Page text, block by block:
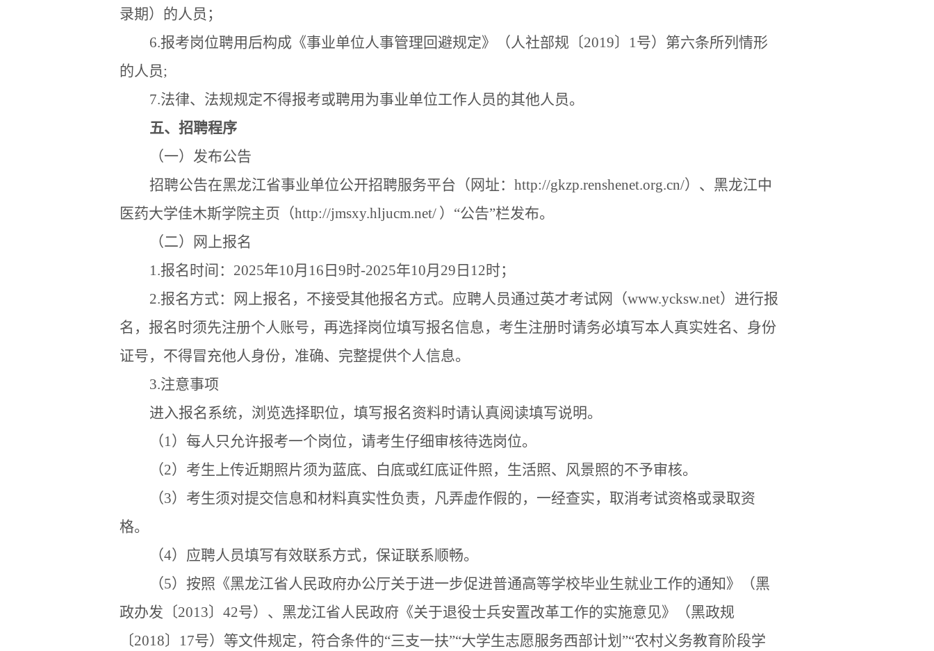
录期）的人员；
6.报考岗位聘用后构成《事业单位人事管理回避规定》（人社部规〔2019〕 1号）第六条所列情形
的人员;
7.法律、法规规定不得报考或聘用为事业单位工作人员的其他人员。
五、招聘程序
（一）发布公告
招聘公告在黑龙江省事业单位公开招聘服务平台（网址： http://gkzp.renshenet.org.cn/）、黑龙江中
医药大学佳木斯学院主页（http://jmsxy.hljucm.net/ ）“公告”栏发布。
（二）网上报名
1.报名时间： 2025年10月 16 日 9时-2025年10月 29 日 12时；
2.报名方式：网上报名，不接受其他报名方式。应聘人员通过英才考试网（www.ycksw.net）进行报
名，报名时须先注册个人账号，再选择岗位填写报名信息，考生注册时请务必填写本人真实姓名、身份
证号，不得冒充他人身份，准确、完整提供个人信息。
3.注意事项
进入报名系统，浏览选择职位，填写报名资料时请认真阅读填写说明。
（1）每人只允许报考一个岗位，请考生仔细审核待选岗位。
（2）考生上传近期照片须为蓝底、白底或红底证件照，生活照、风景照的不予审核。
（3）考生须对提交信息和材料真实性负责，凡弄虚作假的，一经查实，取消考试资格或录取资
格。
（4）应聘人员填写有效联系方式，保证联系顺畅。
（5）按照《黑龙江省人民政府办公厅关于进一步促进普通高等学校毕业生就业工作的通知》（黑
政办发〔2013〕 42号）、黑龙江省人民政府《关于退役士兵安置改革工作的实施意见》（黑政规
〔2018〕 17号）等文件规定，符合条件的“三支一扶”“大学生志愿服务西部计划”“农村义务教育阶段学